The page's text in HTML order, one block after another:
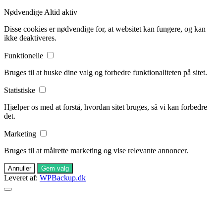
Nødvendige Altid aktiv
Disse cookies er nødvendige for, at websitet kan fungere, og kan
ikke deaktiveres.
Funktionelle
Bruges til at huske dine valg og forbedre funktionaliteten på sitet.
Statistiske
Hjælper os med at forstå, hvordan sitet bruges, så vi kan forbedre
det.
Marketing
Bruges til at målrette marketing og vise relevante annoncer.
Annuller Gem valg
Leveret af: WPBackup.dk